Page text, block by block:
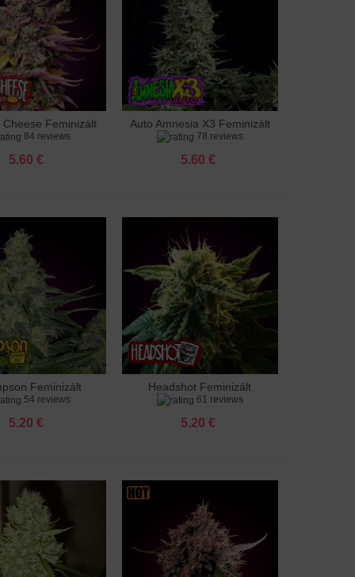
a kosárhoz
Cheese Feminizált
84 reviews
5.60 €
Hozzáadás a kosárhoz
Auto Amnesia X3 Feminizált
78 reviews
5.60 €
a kosárhoz
Feminizált
54 reviews
5.20 €
Hozzáadás a kosárhoz
Headshot Feminizált
61 reviews
5.20 €